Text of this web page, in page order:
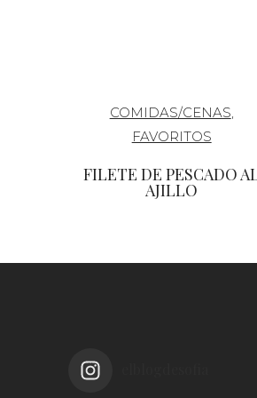
COMIDAS/CENAS,
FAVORITOS
FILETE DE PESCADO
AJILLO